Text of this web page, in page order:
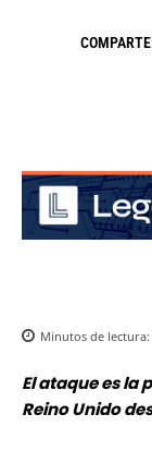
Minutos de lectura:
El ataque es la
Reino Unido